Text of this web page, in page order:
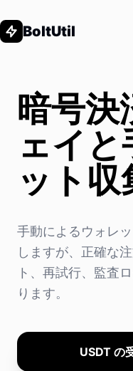
BoltUtil
暗号決
ェイ
ット収
手動によるウォレ
しますが、正確な
ト、再試行、監査
ります。
USDT の